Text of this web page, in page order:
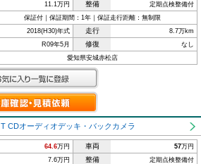
11.1万円 整備 定期点検整備付
保証付｜保証期間：1年｜保証走行距離：無制限
2018(H30)年式 走行 8.7万km
R09年5月 修復 なし
愛知県安城赤松店
CDオーディオデッキ・バックカメラ
64.6万円 車両 57万円
7.6万円 整備 定期点検整備付